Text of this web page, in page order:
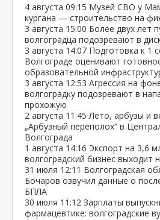
4 августа 09:15 Музей СВО у
кургана — строительство на
3 августа 15:00 Более двух лет
волгоградца подозревают в
3 августа 14:07 Подготовка к 1
Волгограде оценивают
образовательной
3 августа 12:53 Агрессия на
волгоградку подозревают в
прохожую
2 августа 11:45 Лето, арбузы и
„Арбузный переполох“ в
Волгограда
1 августа 14:16 Экспорт на 3,6
волгоградский бизнес выходит
31 июля 12:11 Волгоградская
Бочаров озвучил данные о
БПЛА
30 июля 11:12 Зарплаты
фармацевтике: волгоградские